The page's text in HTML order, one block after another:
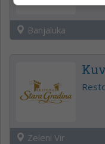
Banjaluka
Zeleni Vir